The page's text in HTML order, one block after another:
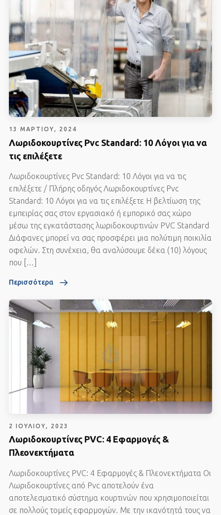
13 ΜΑΡΤΊΟΥ, 2024
Λωριδοκουρτίνες Pvc Standard: 10 Λόγοι για να
τις επιλέξετε
Λωριδοκουρτίνες Pvc Standard: 10 Λόγοι για να τις
επιλέξετε / Πλήρης οδηγός Λωριδοκουρτίνες Pvc
Standard: 10 Λόγοι για να τις επιλέξετε Η βελτίωση της
εμπειρίας σας στον εργασιακό ή εμπορικό σας χώρο
μέσω της εγκατάστασης λωριδοκουρτινών PVC Standard
Διάφανες μπορεί να σας προσφέρει μια πολύτιμη ποικιλία
οφελών. Στη συνέχεια, θα αναλύσουμε δέκα (10) λόγους
που […]
Περισσότερα
2 ΙΟΥΛΊΟΥ, 2023
Λωριδοκουρτίνες PVC: 4 Εφαρμογές &
Πλεονεκτήματα
Λωριδοκουρτίνες PVC: 4 Εφαρμογές & Πλεονεκτήματα Οι
Λωριδοκουρτίνες από Pvc αποτελούν ένα
αποτελεσματικό σύστημα κουρτινών που χρησιμοποιείται
σε πολλούς τομείς εφαρμογών. Με την ικανότητά τους να